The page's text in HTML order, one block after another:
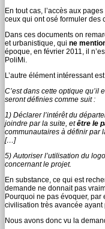
En tout cas, l’accès aux
ceux qui ont osé formuler des
Dans ces documents on
et urbanistique, qui ne
époque, en février 2011, il
PoliMi.
L’autre élément intéressant
C’est dans cette optique
seront définies comme suit :
1) Déclarer l’intérêt du
joindre par la suite, etêtre le
communautaires à définir par
[…]
5) Autoriser l’utilisation du
concernant le projet.
En substance, ce qui est
demande ne donnait pas
Pourquoi ne pas évoquer,
civilisation très avancée ayant
Nous avons donc vu la